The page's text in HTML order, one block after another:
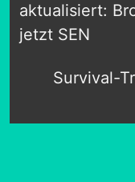
aktualisiert:
jetzt SEN
Survival-